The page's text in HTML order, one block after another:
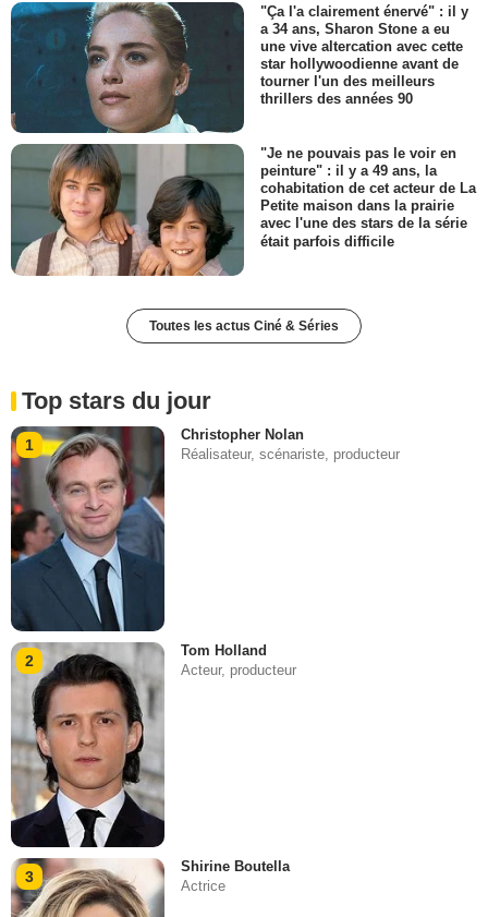
"Ça l'a clairement énervé" : il y
a 34 ans, Sharon Stone a eu
une vive altercation avec cette
star hollywoodienne avant de
tourner l'un des meilleurs
thrillers des années 90
"Je ne pouvais pas le voir en
peinture" : il y a 49 ans, la
cohabitation de cet acteur de La
Petite maison dans la prairie
avec l'une des stars de la série
était parfois difficile
Toutes les actus Ciné & Séries
Top stars du jour
1
Christopher Nolan
Réalisateur, scénariste, producteur
2
Tom Holland
Acteur, producteur
3
Shirine Boutella
Actrice